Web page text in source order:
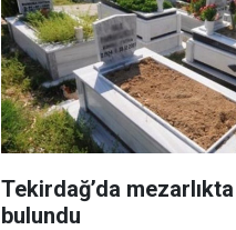
Tekirdağ’da
bulundu